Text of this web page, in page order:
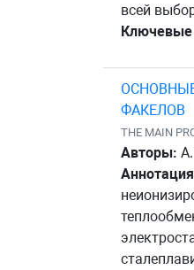
всей
Ключевые
ФАКЕЛОВ
THE MAIN
Авторы: